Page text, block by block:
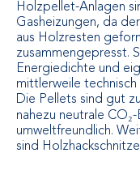
Holzpellet-Anlagen
Gasheizungen, da
aus Holzresten
zusammengepresst.
Energiedichte und
mittlerweile
Die Pellets sind gut
nahezu neutrale
umweltfreundlich.
sind